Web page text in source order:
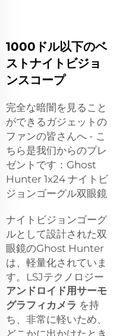
1000ドル以下のベ
ストナイトビジョ
ンスコープ
完全な暗闇を見ること
ができるガジェットの
ファンの皆さんへ - こ
ちら是我们からのプレ
ゼントです：Ghost
Hunter 1x24 ナイトビ
ジョンゴーグル双眼鏡
ナイトビジョンゴーグ
ルとして設計された双
眼鏡のGhost Hunter
は、軽量化されていま
す。LSJテクノロジー
アンドロイド用サーモ
グラフィカメラ を持
ち、非常に軽いため、
どこかに出かけたとき